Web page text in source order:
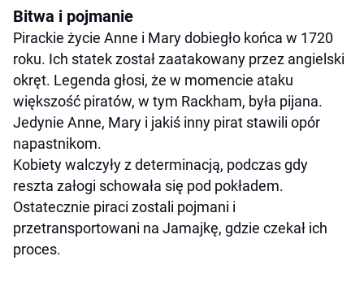
Bitwa i pojmanie
Pirackie życie Anne i Mary dobiegło końca w 1720
roku. Ich statek został zaatakowany przez angielski
okręt. Legenda głosi, że w momencie ataku
większość piratów, w tym Rackham, była pijana.
Jedynie Anne, Mary i jakiś inny pirat stawili opór
napastnikom.
Kobiety walczyły z determinacją, podczas gdy
reszta załogi schowała się pod pokładem.
Ostatecznie piraci zostali pojmani i
przetransportowani na Jamajkę, gdzie czekał ich
proces.